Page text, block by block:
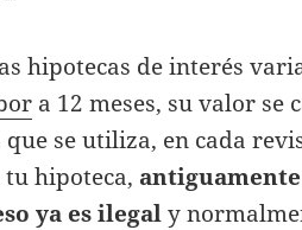
hipotecas de interés
a 12 meses, su valor se
se utiliza, en cada
hipoteca,
ya es ilegaly